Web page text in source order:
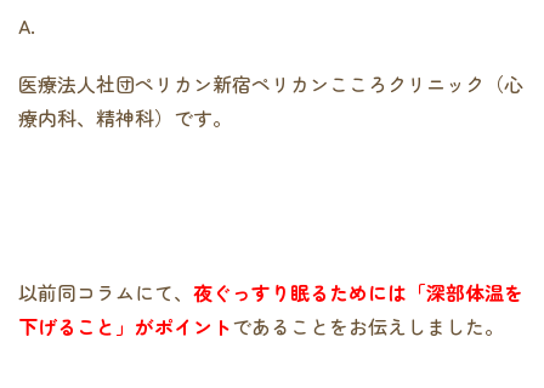
A.
医療法人社団ペリカン新宿ペリカンこころクリニック（心
療内科、精神科）です。
以前同コラムにて、 夜ぐっすり眠るためには「深部体温を
下げること」がポイントであることをお伝えしました。